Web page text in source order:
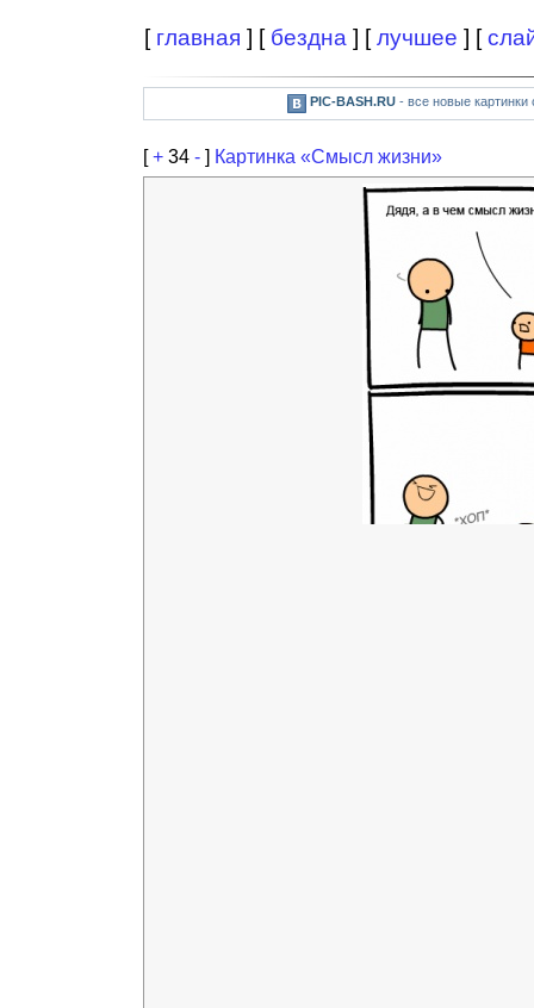
[ главная ] [ бездна ] [лучшее ] [
PIC-BASH.RU- все новые картинки
[+ 34 - ] Картинка «Смысл жизни»